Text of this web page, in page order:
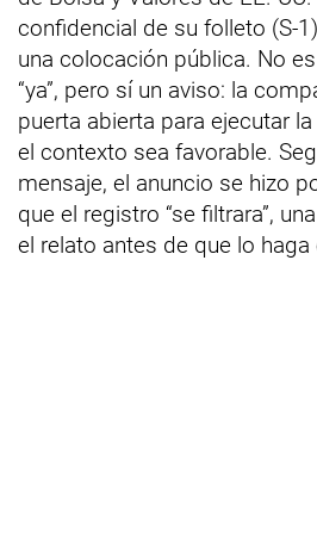
confidencial de su folleto (S-
una colocación pública. No
“ya”, pero sí un aviso: la
puerta abierta para ejecutar
el contexto sea favorable.
mensaje, el anuncio se hizo
que el registro “se filtrara”,
el relato antes de que lo haga